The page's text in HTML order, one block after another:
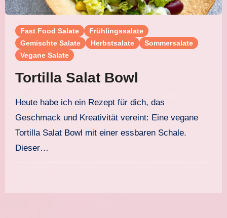
Fast Food Salate
Frühlingssalate
Gemischte Salate
Herbstsalate
Sommersalate
Vegane Salate
Tortilla Salat Bowl
Heute habe ich ein Rezept für dich, das
Geschmack und Kreativität vereint: Eine vegane
Tortilla Salat Bowl mit einer essbaren Schale.
Dieser…